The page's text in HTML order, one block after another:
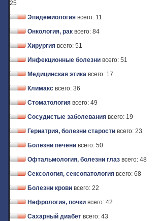
25
Эпидемиология всего: 11
Онкология, рак всего: 84
Хирургия всего: 51
Инфекционные болезни всего: 51
Медицинская этика всего: 17
Климакс всего: 36
Стоматология всего: 49
Сосудистые заболевания всего: 19
Гериатрия, болезни старости всего: 23
Болезни печени всего: 50
Офтальмология, болезни глаз всего: 48
Сексология, сексопатология всего: 68
Болезни крови всего: 22
Нефрология, почки всего: 42
Сахарный диабет всего: 43